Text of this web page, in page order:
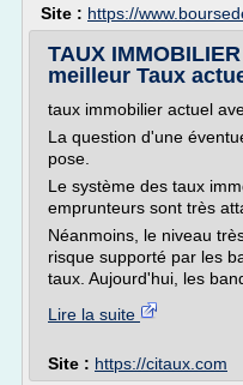
Site : https://
TAUX
meilleur Taux
taux immobilier actuel
La question d'une
pose.
Le système des taux
emprunteurs sont très
Néanmoins, le niveau
risque supporté par les
taux. Aujourd'hui, les
Lire la suite
Site : https://citaux.com